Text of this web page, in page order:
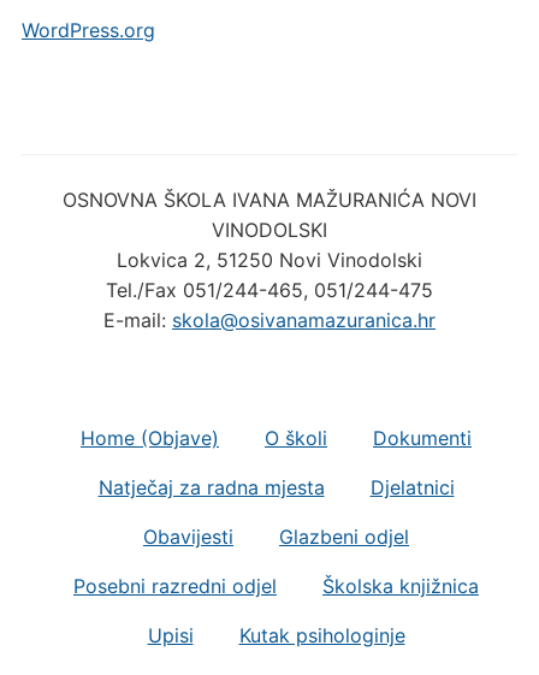
WordPress.org
OSNOVNA ŠKOLA IVANA MAŽURANIĆA NOVI
VINODOLSKI
Lokvica 2, 51250 Novi Vinodolski
Tel./Fax 051/244-465, 051/244-475
E-mail: skola@osivanamazuranica.hr
Home (Objave) O školi Dokumenti
Natječaj za radna mjesta Djelatnici
Obavijesti Glazbeni odjel
Posebni razredni odjel Školska knjižnica
Upisi Kutak psihologinje